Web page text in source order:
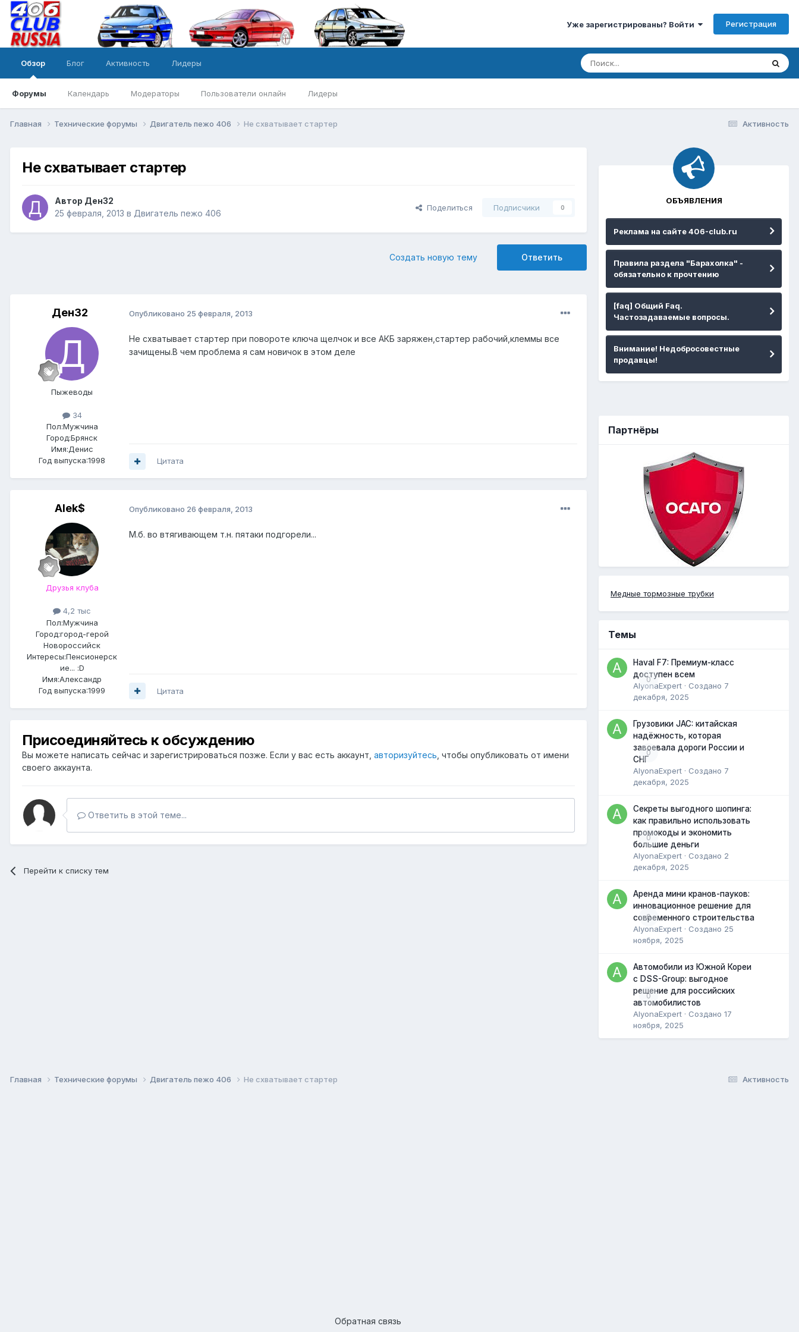
Уже зарегистрированы? Войти Регистрация
Обзор
Форумы Календарь Модераторы Пользователи онлайн Лидеры
Блог Активность Лидеры
Активность
Главная Технические форумы Двигатель пежо 406 Не схватывает стартер
Не схватывает стартер
Автор Ден32
25 февраля, 2013 в Двигатель пежо 406
Поделиться Подписчики 0
Ответить
Создать новую тему
Ден32
Пыжеводы
34
Пол:Мужчина
Город:Брянск
Имя:Денис
Год выпуска:1998
Опубликовано 25 февраля, 2013
Не схватывает стартер при повороте ключа щелчок и все АКБ заряжен,стартер рабочий,клеммы все
зачищены.В чем проблема я сам новичок в этом деле
Цитата
Alek$
Друзья клуба
4,2 тыс
Пол:Мужчина
Город:город-герой
Новороссийск
Интересы:Пенсионерск
ие... :D
Имя:Александр
Год выпуска:1999
Опубликовано 26 февраля, 2013
М.б. во втягивающем т.н. пятаки подгорели...
Цитата
Присоединяйтесь к обсуждению
Вы можете написать сейчас и зарегистрироваться позже. Если у вас есть аккаунт, авторизуйтесь , чтобы опубликовать от имени
своего аккаунта.
Ответить в этой теме...
Перейти к списку тем
ОБЪЯВЛЕНИЯ
Реклама на сайте 406-club.ru
Правила раздела "Барахолка" -
обязательно к прочтению
[faq] Общий Faq.
Частозадаваемые вопросы.
Внимание! Недобросовестные
продавцы!
Партнёры
Медные тормозные трубки
Темы
0
Haval F7: Премиум-класс
доступен всем
AlyonaExpert · Создано 7
декабря, 2025
0
Грузовики JAC: китайская
надёжность, которая
завоевала дороги России и
СНГ
AlyonaExpert · Создано 7
декабря, 2025
0
Секреты выгодного шопинга:
как правильно использовать
промокоды и экономить
большие деньги
AlyonaExpert · Создано 2
декабря, 2025
0
Аренда мини кранов-пауков:
инновационное решение для
современного строительства
AlyonaExpert · Создано 25
ноября, 2025
0
Автомобили из Южной Кореи
с DSS-Group: выгодное
решение для российских
автомобилистов
AlyonaExpert · Создано 17
ноября, 2025
Активность
Главная Технические форумы Двигатель пежо 406 Не схватывает стартер
Обратная связь